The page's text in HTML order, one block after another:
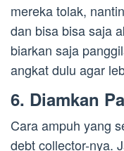
mereka tolak,
dan bisa bisa saja
biarkan saja
angkat dulu agar
6. Diamkan
Cara ampuh yang
debt collector-nya.